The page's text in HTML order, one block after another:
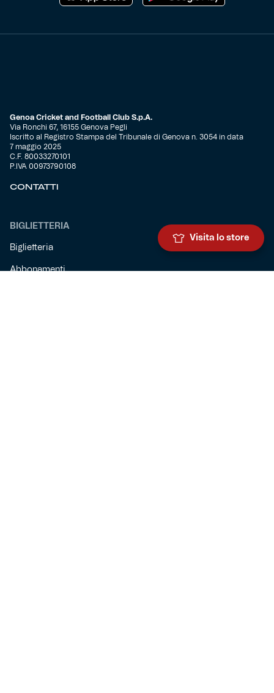
Genoa Cricket and Football Club S.p.A.
Via Ronchi 67, 16155 Genova Pegli
Iscritto al Registro Stampa del Tribunale di Genova n. 3054 in data
7 maggio 2025
C.F. 80033270101
P.IVA 00973790108
CONTATTI
BIGLIETTERIA
Biglietteria
Abbonamenti
Visita lo store